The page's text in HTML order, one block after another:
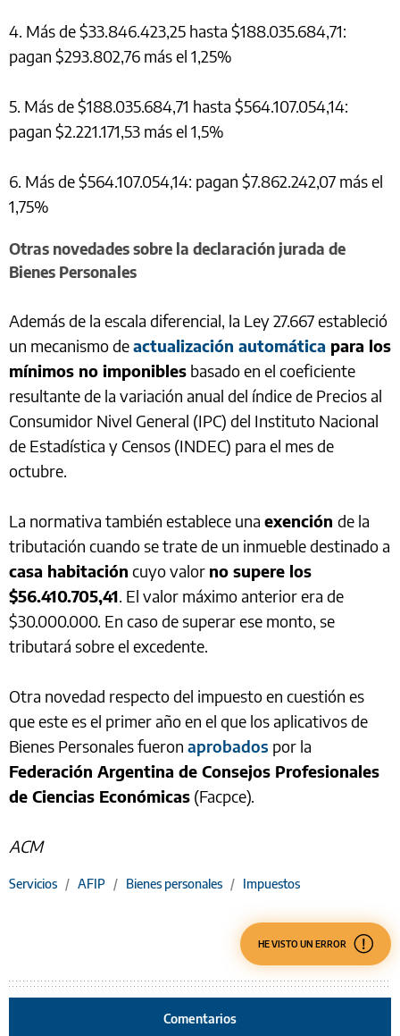
4. Más de $33.846.423,25 hasta $188.035.684,71:
pagan $293.802,76 más el 1,25%
5. Más de $188.035.684,71 hasta $564.107.054,14:
pagan $2.221.171,53 más el 1,5%
6. Más de $564.107.054,14: pagan $7.862.242,07 más el
1,75%
Otras novedades sobre la declaración jurada de
Bienes Personales
Además de la escala diferencial, la Ley 27.667 estableció
un mecanismo deactualización automática para los
mínimos no imponibles basado en el coeficiente
resultante de la variación anual del índice de Precios al
Consumidor Nivel General (IPC) del Instituto Nacional
de Estadística y Censos (INDEC) para el mes de
octubre.
La normativa también establece una exención de la
tributación cuando se trate de un inmueble destinado a
casa habitación cuyo valor no supere los
$56.410.705,41. El valor máximo anterior era de
$30.000.000. En caso de superar ese monto, se
tributará sobre el excedente.
Otra novedad respecto del impuesto en cuestión es
que este es el primer año en el que los aplicativos de
Bienes Personales fueron aprobados por la
Federación Argentina de Consejos Profesionales
de Ciencias Económicas (Facpce).
ACM
Servicios / AFIP / Bienes personales / Impuestos
HE VISTO UN ERROR
Comentarios